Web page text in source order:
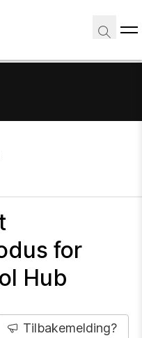
for
Hub
Tilbakemelding?